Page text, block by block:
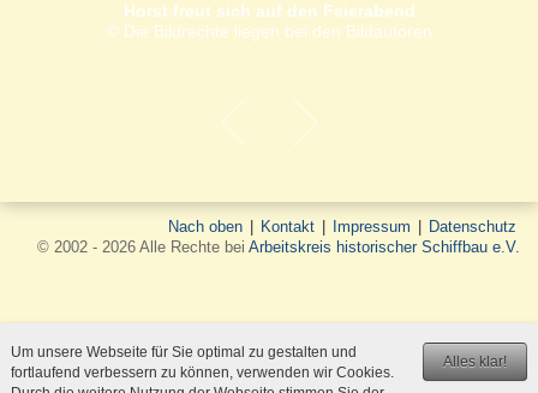
Horst freut sich auf den Feierabend
© Die Bildrechte liegen bei den Bildautoren
Nach oben Kontakt Impressum
Datenschutz
© 2002 - 2026 Alle Rechte bei Arbeitskreis historischer Schiffbau e.V.
Alles klar!
Um unsere Webseite für Sie optimal zu gestalten und
fortlaufend verbessern zu können, verwenden wir Cookies.